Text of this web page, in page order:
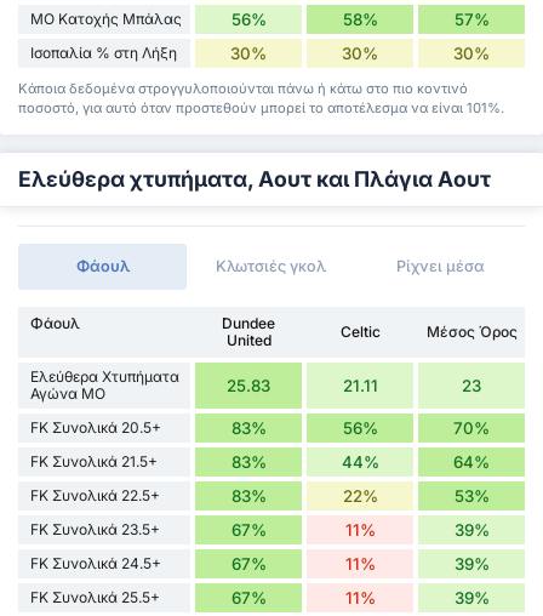
ΜΟ Κατοχής Μπάλας 56% 58% 57%
Ισοπαλία % στη Λήξη 30% 30% 30%
Κάποια δεδομένα στρογγυλοποιούνται πάνω ή κάτω στο πιο κοντινό
ποσοστό, για αυτό όταν προστεθούν μπορεί το αποτέλεσμα να είναι 101%.
Ελεύθερα χτυπήματα, Αουτ και Πλάγια Αουτ
Φάουλ Κλωτσιές γκολ Ρίχνει μέσα
Φάουλ
Dundee
United
Celtic Μέσος Όρος
Ελεύθερα Χτυπήματα
Αγώνα ΜΟ
25.83 21.11 23
FK Συνολικά 20.5+ 83% 56% 70%
FK Συνολικά 21.5+ 83% 44% 64%
FK Συνολικά 22.5+ 83% 22% 53%
FK Συνολικά 23.5+ 67% 11% 39%
FK Συνολικά 24.5+ 67% 11% 39%
FK Συνολικά 25.5+ 67% 11% 39%